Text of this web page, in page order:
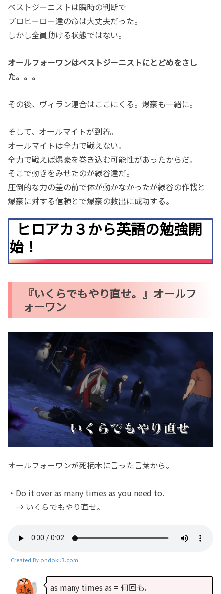
ベストジーニストは瞬時の判断で
プロヒーロー達の命は大丈夫だった。
しかし全員動ける状態ではない。
オールフォーワンはベストジーニストにとどめをさし
た。。。
その後、ヴィラン連合はここにくる。爆豪も一緒に。
そして、オールマイトが到着。
オールマイトは全力で戦えない。
全力で戦えば爆豪を巻き込む可能性があったからだ。
そこで動きをみせたのが緑谷達だ。
圧倒的な力の差の前で体が動かなかったが緑谷の作戦と
爆豪に対する信頼とで爆豪の救出に成功する。
ヒロアカ３から英語の勉強開
始！
『いくらでもやり直せ。』オールフ
ォーワン
オールフォーワンが死柄木に言った言葉から。
・Do it over as many times as you need to.
→ いくらでもやり直せ。
Created By ondoku3.com
as many times as = 何回も。